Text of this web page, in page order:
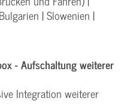
| Slowenien |
- Aufschaltung weiterer
Integration weiterer